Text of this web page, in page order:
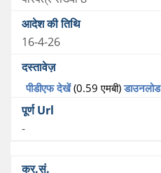
16-4-26
पीडीएफ देखें(0.59 एमबी)डाउनलोड
-